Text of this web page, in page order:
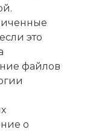
это
файлов
о